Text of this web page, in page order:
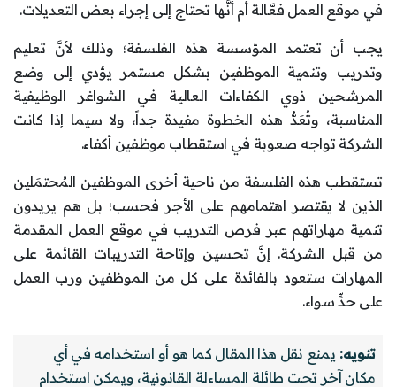
في موقع العمل فعَّالة أم أنَّها تحتاج إلى إجراء بعض التعديلات.
يجب أن تعتمد المؤسسة هذه الفلسفة؛ وذلك لأنَّ تعليم
وتدريب وتنمية الموظفين بشكل مستمر يؤدي إلى وضع
المرشحين ذوي الكفاءات العالية في الشواغر الوظيفية
المناسبة، وتُعَدُّ هذه الخطوة مفيدة جداً، ولا سيما إذا كانت
الشركة تواجه صعوبة في استقطاب موظفين أكفاء.
تستقطب هذه الفلسفة من ناحية أخرى الموظفين المُحتمَلين
الذين لا يقتصر اهتمامهم على الأجر فحسب؛ بل هم يريدون
تنمية مهاراتهم عبر فرص التدريب في موقع العمل المقدمة
من قبل الشركة. إنَّ تحسين وإتاحة التدريبات القائمة على
المهارات ستعود بالفائدة على كل من الموظفين ورب العمل
على حدٍّ سواء.
تنويه: يمنع نقل هذا المقال كما هو أو استخدامه في أي
مكان آخر تحت طائلة المساءلة القانونية، ويمكن استخدام